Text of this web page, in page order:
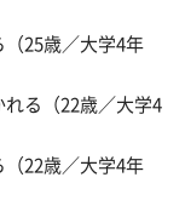
（25歳／大学4年
れる（22歳／大学4
（22歳／大学4年